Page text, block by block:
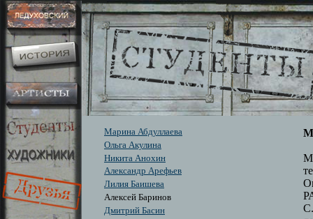
Марина Абдуллаева
Ольга Акулина
Никита Анохин
Александр Арефьев
Лилия Баишева
Алексей Баринов
Дмитрий Басин